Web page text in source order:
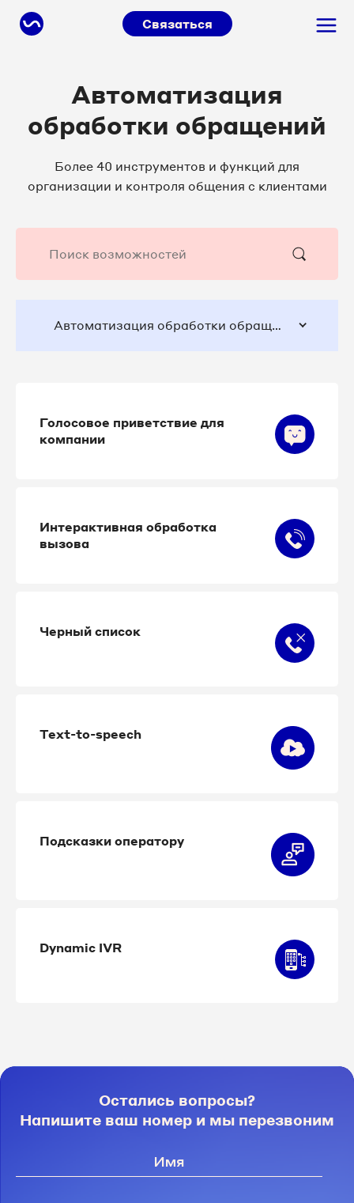
Связаться
Автоматизация
обработки обращений
Более 40 инструментов и функций для
организации и контроля общения с клиентами
Автоматизация обработки обращений
Голосовое приветствие для
компании
Интерактивная обработка
вызова
Черный список
Text-to-speech
Подсказки оператору
Dynamic IVR
Остались вопросы?
Напишите ваш номер и мы перезвоним